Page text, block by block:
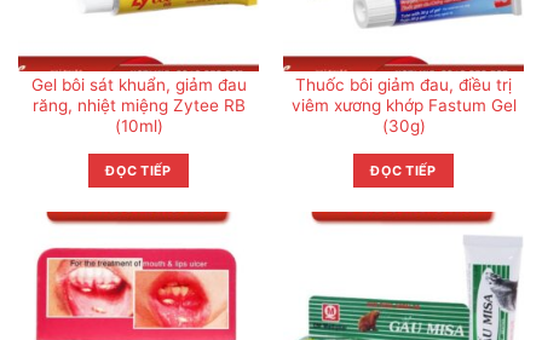
Gel bôi sát khuẩn, giảm đau
răng, nhiệt miệng Zytee RB
(10ml)
ĐỌC TIẾP
Thuốc bôi giảm đau, điều trị
viêm xương khớp Fastum Gel
(30g)
ĐỌC TIẾP